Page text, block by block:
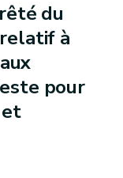
du
à
pour